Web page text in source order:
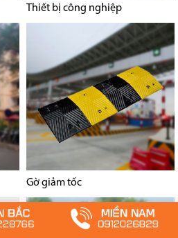
Thiết bị công nghiệp
Gờ giảm tốc